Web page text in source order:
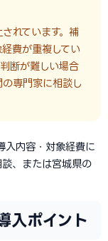
れています。補
費が重複してい
断が難しい場合
専門家に相談し
入内容・対象経費に
談、または宮城県の
入ポイント